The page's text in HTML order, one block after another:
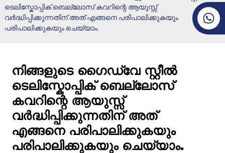
+86 17351130120
ടെലിസ്കോപ്പിക് ബെല്ലോസ് കവറിന്റെ ആയുസ്സ്
വർദ്ധിപ്പിക്കുന്നതിന് അത് എങ്ങനെ പരിപാലിക്കുകയും
പരിപാലിക്കുകയും ചെയ്യാം.
നിങ്ങളുടെ ഗൈഡ്‌വേ സ്റ്റീൽ
ടെലിസ്കോപ്പിക് ബെല്ലോസ്
കവറിന്റെ ആയുസ്സ്
വർദ്ധിപ്പിക്കുന്നതിന് അത്
എങ്ങനെ പരിപാലിക്കുകയും
പരിപാലിക്കുകയും ചെയ്യാം.